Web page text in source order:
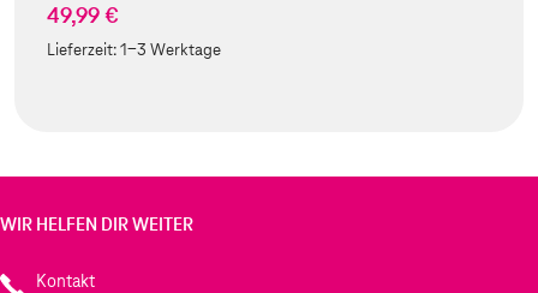
49,99 €
Lieferzeit:1-3 Werktage
WIR HELFEN DIR WEITER
Kontakt